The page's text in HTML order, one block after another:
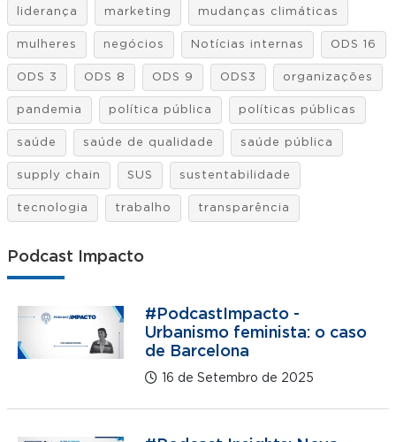
liderança marketing mudanças climáticas
mulheres negócios Notícias internas ODS 16
ODS 3 ODS 8 ODS 9 ODS3 organizações
pandemia política pública políticas públicas
saúde saúde de qualidade saúde pública
supply chain SUS sustentabilidade
tecnologia trabalho transparência
Podcast Impacto
#PodcastImpacto -
Urbanismo feminista: o caso
de Barcelona
16 de Setembro de 2025